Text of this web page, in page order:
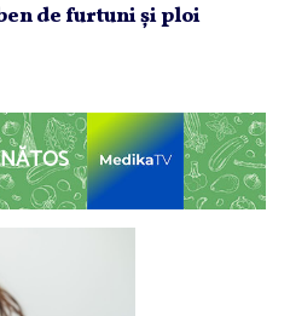
de furtuni şi ploi